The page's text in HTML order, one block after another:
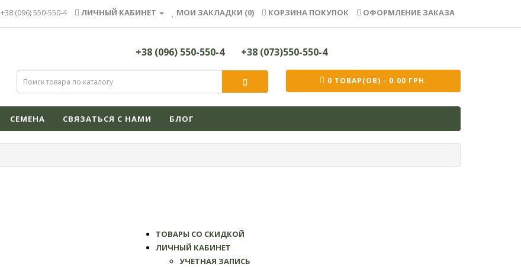
+38 (096) 550-550-4 ЛИЧНЫЙ КАБИНЕТ МОИ ЗАКЛАДКИ (0) КОРЗИНА ПОКУПОК ОФОРМЛЕНИЕ ЗАКАЗА
+38 (096) 550-550-4 +38 (073)550-550-4
0 ТОВАР(ОВ) - 0.00 ГРН.
СЕМЕНА СВЯЗАТЬСЯ С НАМИ БЛОГ
ТОВАРЫ СО СКИДКОЙ
ЛИЧНЫЙ КАБИНЕТ
УЧЕТНАЯ ЗАПИСЬ